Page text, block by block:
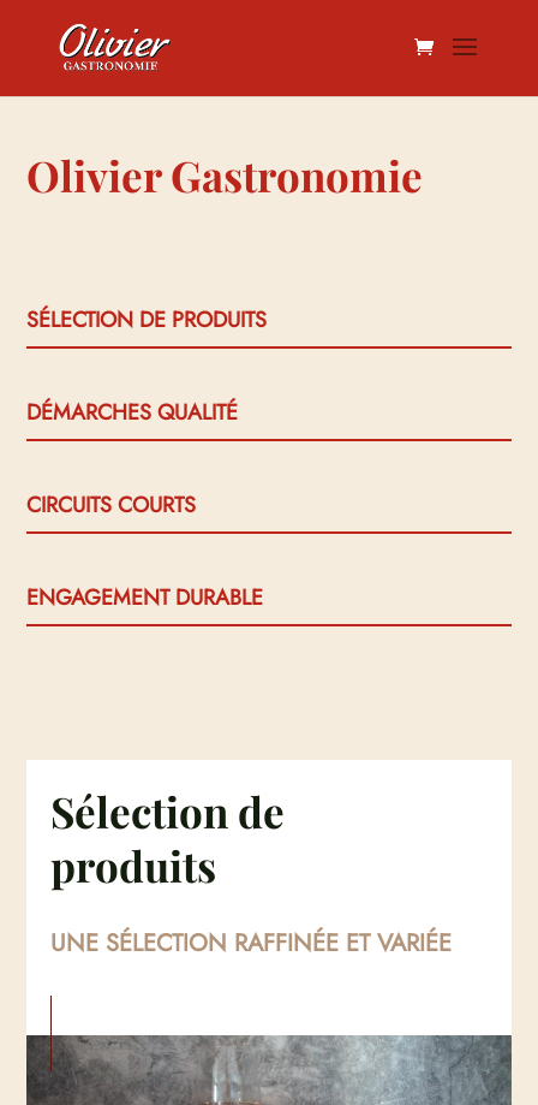
Olivier Gastronomie
SÉLECTION DE PRODUITS
DÉMARCHES QUALITÉ
CIRCUITS COURTS
ENGAGEMENT DURABLE
Sélection de
produits
UNE SÉLECTION RAFFINÉE ET VARIÉE